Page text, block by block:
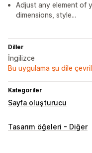
Adjust any element of
dimensions, style...
Diller
İngilizce
Bu uygulama şu dile
Kategoriler
Sayfa oluşturucu
Sayfa türleri
Tasarım öğeleri - Diğer